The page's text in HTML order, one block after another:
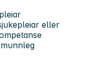
eller